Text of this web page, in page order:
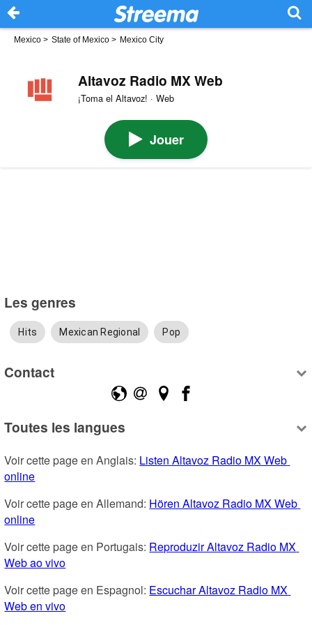
Mexico > State of Mexico > Mexico City
Altavoz Radio MX Web
¡Toma el Altavoz! · Web
Jouer
Les genres
Hits Mexican Regional Pop
Contact
Toutes les langues
Voir cette page en Anglais: Listen Altavoz Radio MX Web
online
Voir cette page en Allemand: Hören Altavoz Radio MX Web
online
Voir cette page en Portugais: Reproduzir Altavoz Radio MX
Web ao vivo
Voir cette page en Espagnol: Escuchar Altavoz Radio MX
Web en vivo